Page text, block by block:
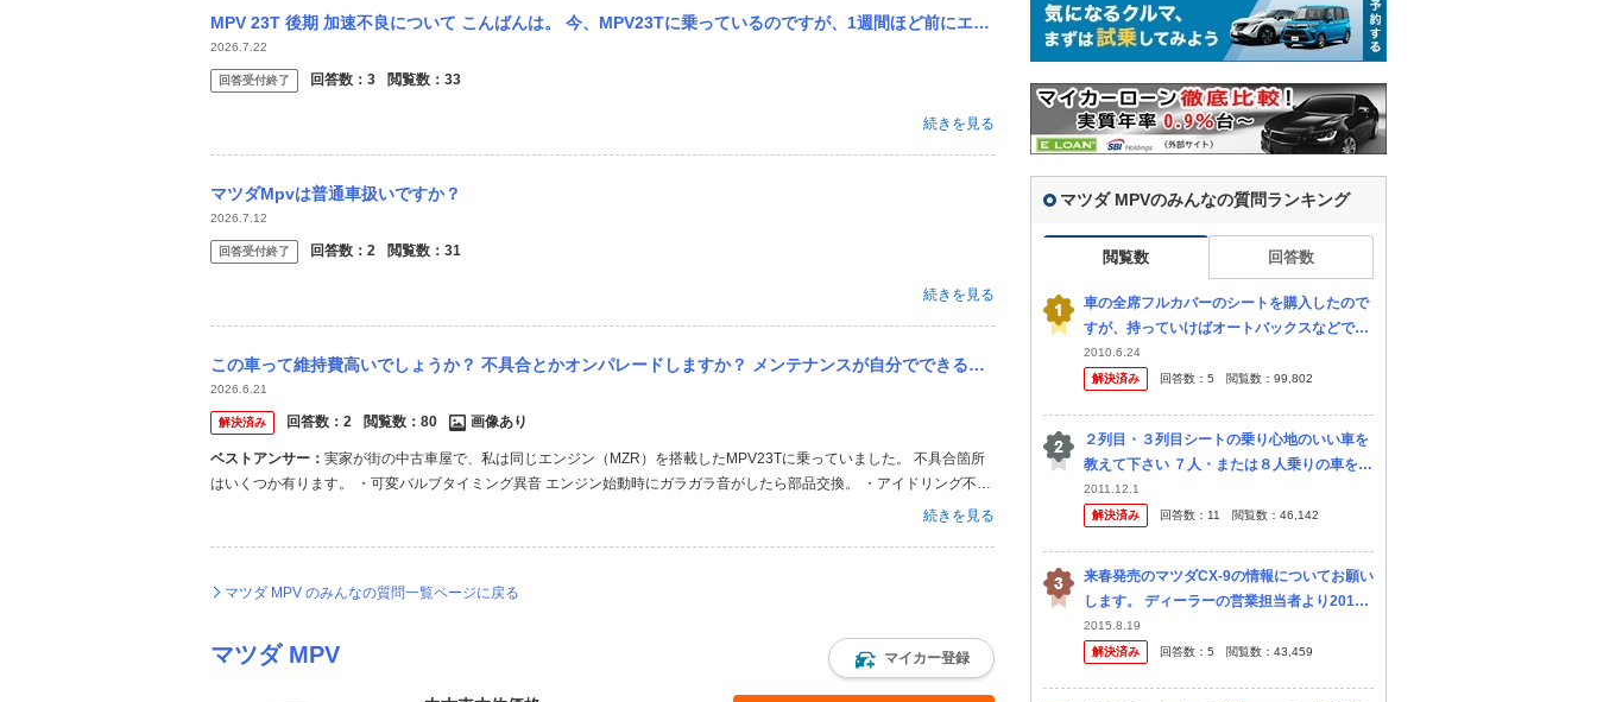
MPV 23T 後期 加速不良について こんばんは。 今、MPV23Tに乗っているのですが、1週間ほど前にエアフィルターがボロボロになっており、残骸がエアフロセンサーに入ってしまい、しばらく不...
2026.7.22
回答受付終了 回答数： 3 閲覧数： 33
続きを見る
マツダMpvは普通車扱いですか？
2026.7.12
回答受付終了 回答数： 2 閲覧数： 31
続きを見る
この車って維持費高いでしょうか？ 不具合とかオンパレードしますか？ メンテナンスが自分でできる人しか手を出すべきではないでしょうか？
2026.6.21
解決済み 回答数： 2 閲覧数： 80 画像あり
ベストアンサー： 実家が街の中古車屋で、私は同じエンジン（MZR）を搭載したMPV23Tに乗っていました。 不具合箇所
はいくつか有ります。 ・可変バルブタイミング異音 エンジン始動時にガラガラ音がしたら部品交換。 ・アイドリング不安
定 直噴ターボエンジンの為、インテークパイプや吸気バルブ裏にカーボンが堆積してしまう（ドライアイス洗浄かオーバ
続きを見る
マツダ MPV のみんなの質問一覧ページに戻る
マツダ MPV マイカー登録
マツダ MPVのみんなの質問ランキング
閲覧数 回答数
車の全席フルカバーのシートを購入したので
すが、持っていけばオートバックスなどで取
り付けしてもらえるのでしょうか？自分でや
ろうとも思うのですが、綺麗にかぶせたいも
2010.6.24
解決済み
回答数： 5 閲覧数： 99,802
２列目・３列目シートの乗り心地のいい車を
教えて下さい ７人・または８人乗りの車を探
しています。 現在ノアに乗っていますが、4
00km超えの長距離移動をすることが年に数
2011.12.1
解決済み
回答数： 11 閲覧数： 46,142
来春発売のマツダCX-9の情報についてお願い
します。 ディーラーの営業担当者より2016
年春にCX-9という名前で3列シートの新車が
発売されるという情報を教えていただきまし
2015.8.19
解決済み
回答数： 5 閲覧数： 43,459